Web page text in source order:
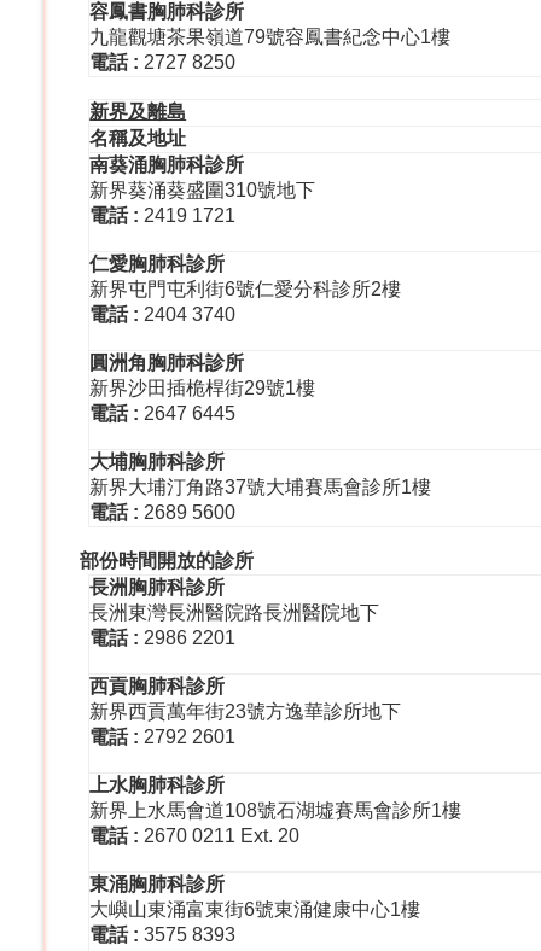
容鳳書胸肺科診所
九龍觀塘茶果嶺道79號容鳳書紀念中心1樓
電話: 2727 8250
新界及離島
名稱及地址
南葵涌胸肺科診所
新界葵涌葵盛圍310號地下
電話: 2419 1721
仁愛胸肺科診所
新界屯門屯利街6號仁愛分科診所2樓
電話: 2404 3740
圓洲角胸肺科診所
新界沙田插桅桿街29號1樓
電話: 2647 6445
大埔胸肺科診所
新界大埔汀角路37號大埔賽馬會診所1樓
電話: 2689 5600
部份時間開放的診所
長洲胸肺科診所
長洲東灣長洲醫院路長洲醫院地下
電話: 2986 2201
西貢胸肺科診所
新界西貢萬年街23號方逸華診所地下
電話: 2792 2601
上水胸肺科診所
新界上水馬會道108號石湖墟賽馬會診所1樓
電話: 2670 0211 Ext. 20
東涌胸肺科診所
大嶼山東涌富東街6號東涌健康中心1樓
電話: 3575 8393